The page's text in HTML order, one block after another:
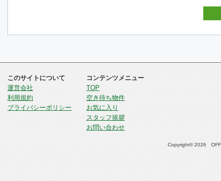
このサイトについて
運営会社
利用規約
プライバシーポリシー
コンテンツメニュー
TOP
空き待ち物件
お気に入り
スタッフ挨拶
お問い合わせ
Copyright© 2026